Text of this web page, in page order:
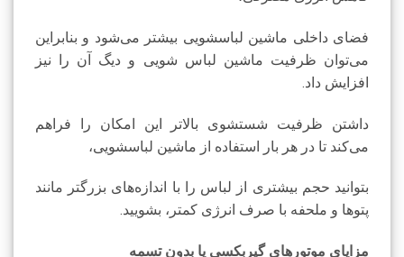
فضای داخلی ماشین لباسشویی بیشتر می‌شود و بنابراین
می‌توان ظرفیت ماشین لباس شویی و دیگ آن را نیز
افزایش داد.
داشتن ظرفیت شستشوی بالاتر این امکان را فراهم
می‌کند تا در هر بار استفاده از ماشین لباسشویی،
بتوانید حجم بیشتری از لباس را با اندازه‌های بزرگتر مانند
پتوها و ملحفه با صرف انرژی کمتر، بشویید.
مزایای موتورهای گیربکسی یا بدون تسمه